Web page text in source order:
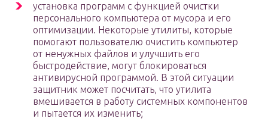
установка программ с функцией очистки
персонального компьютера от мусора и его
оптимизации. Некоторые утилиты, которые
помогают пользователю очистить компьютер
от ненужных файлов и улучшить его
быстродействие, могут блокироваться
антивирусной программой. В этой ситуации
защитник может посчитать, что утилита
вмешивается в работу системных компонентов
и пытается их изменить;